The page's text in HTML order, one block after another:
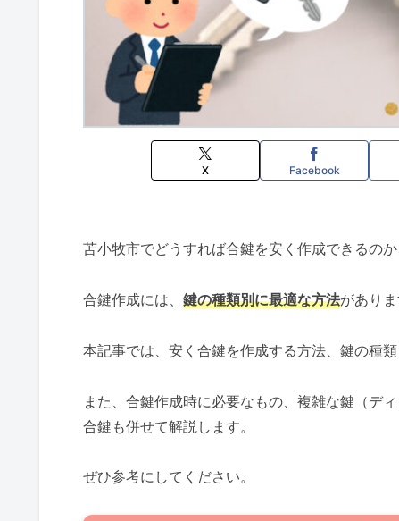
X Facebook
苫小牧市でどうすれば合鍵を安く作成できるの
合鍵作成には、 鍵の種類別に最適な方法がありま
本記事では、安く合鍵を作成する方法、鍵の種
また、合鍵作成時に必要なもの、複雑な鍵（デ
合鍵も併せて解説します。
ぜひ参考にしてください。